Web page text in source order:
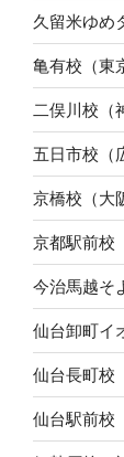
久留米ゆめ
亀有校（東
二俣川校（
五日市校（
京橋校（大
京都駅前校
今治馬越そ
仙台卸町イ
仙台長町校
仙台駅前校